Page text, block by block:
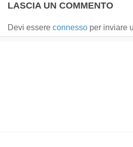
LASCIA UN COMMENTO
Devi essere connesso per inviare